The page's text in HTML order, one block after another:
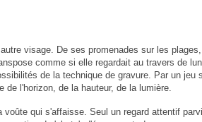
visage. De ses promenades sur les
comme si elle regardait au travers de
de la technique de gravure. Par un jeu
de l'horizon, de la hauteur, de la lumière.
qui s'affaisse. Seul un regard attentif